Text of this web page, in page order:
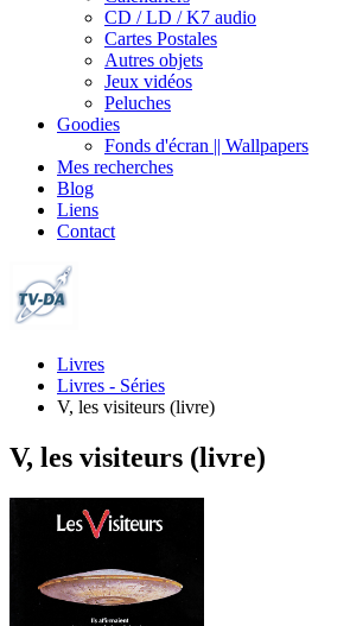
CD / LD / K7 audio
Cartes Postales
Autres objets
Jeux vidéos
Peluches
Goodies
Fonds d'écran || Wallpapers
Mes recherches
Blog
Liens
Contact
Livres
Livres - Séries
V, les visiteurs (livre)
V, les visiteurs (livre)